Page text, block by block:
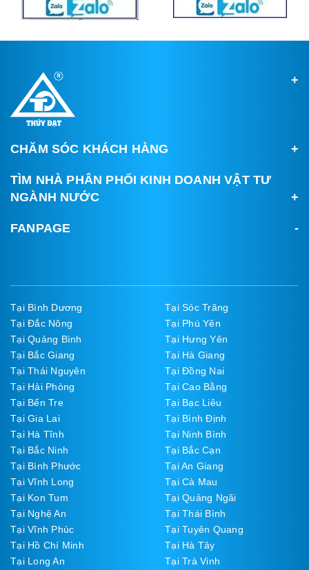
CHĂM SÓC KHÁCH HÀNG
TÌM NHÀ PHÂN PHỐI KINH DOANH VẬT TƯ
NGÀNH NƯỚC
FANPAGE
Tại Bình Dương
Tại Sóc Trăng
Tại Đắc Nông
Tại Phú Yên
Tại Quảng Bình
Tại Hưng Yên
Tại Bắc Giang
Tại Hà Giang
Tại Thái Nguyên
Tại Đồng Nai
Tại Hải Phòng
Tại Cao Bằng
Tại Bến Tre
Tại Bạc Liêu
Tại Gia Lai
Tại Bình Định
Tại Hà Tĩnh
Tại Ninh Bình
Tại Bắc Ninh
Tại Bắc Cạn
Tại Bình Phước
Tại An Giang
Tại Vĩnh Long
Tại Cà Mau
Tại Kon Tum
Tại Quảng Ngãi
Tại Nghệ An
Tại Thái Bình
Tại Vĩnh Phúc
Tại Tuyên Quang
Tại Hồ Chí Minh
Tại Hà Tây
Tại Long An
Tại Trà Vinh